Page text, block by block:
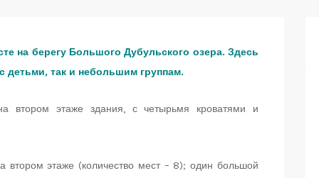
на берегу Большого Дубульского озера. Здесь
детьми, так и небольшим группам.
втором этаже здания, с четырьмя кроватями и
этаже (количество мест – 8); один большой